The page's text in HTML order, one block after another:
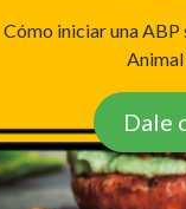
Cómo iniciar una
Animal
Dale